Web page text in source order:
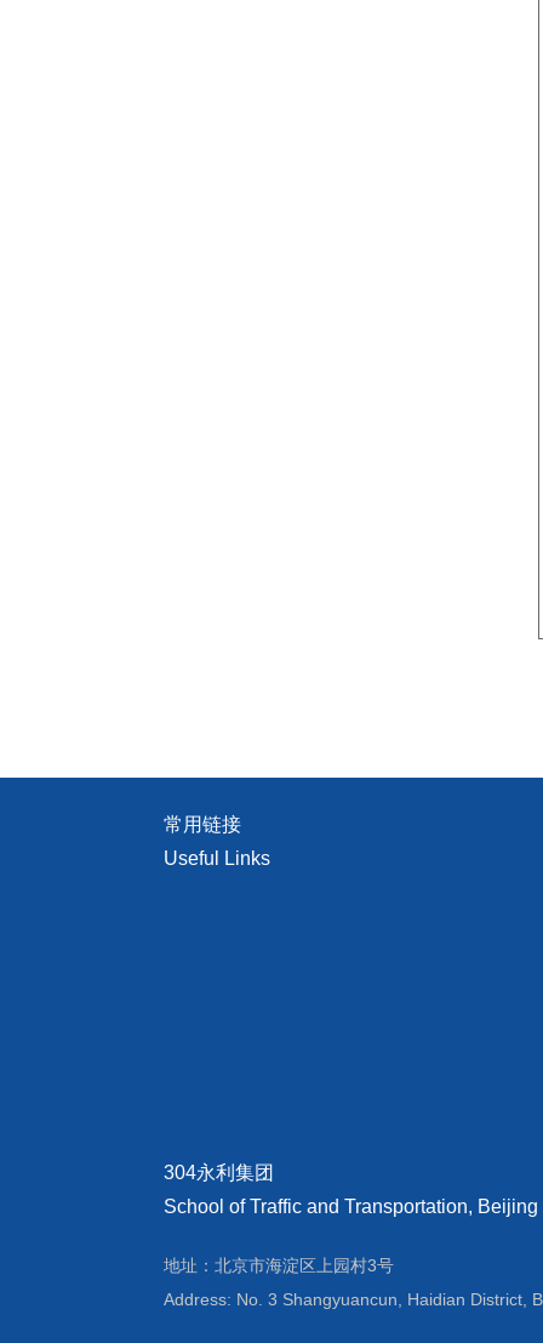
常用链接
Useful Links
304永利集团
School of Traffic and Transportation,
地址：北京市海淀区上园村3号
Address: No. 3 Shangyuancun, Haidian District,